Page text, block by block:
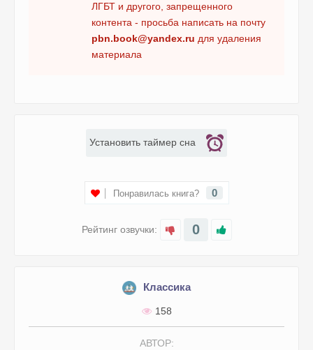
ЛГБТ и другого, запрещенного
контента - просьба написать на почту
pbn.book@yandex.ru для удаления
материала
Рейтинг озвучки: 0
Понравилась книга? 0
Установить таймер сна
Классика
158
АВТОР: